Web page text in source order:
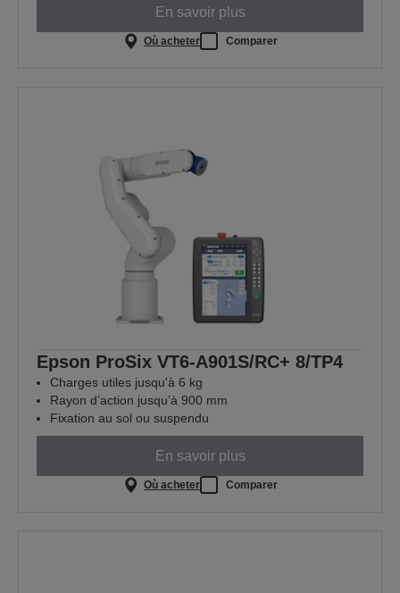
En savoir plus
Où acheter Comparer
Epson ProSix VT6-A901S/RC+ 8/TP4
Charges utiles jusqu'à 6 kg
Rayon d’action jusqu’à 900 mm
Fixation au sol ou suspendu
En savoir plus
Où acheter Comparer